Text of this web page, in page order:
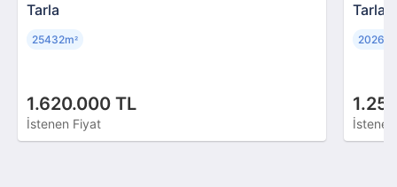
Tarla
1.620.000 TL
İstenen Fiyat
25432m²
Tarla